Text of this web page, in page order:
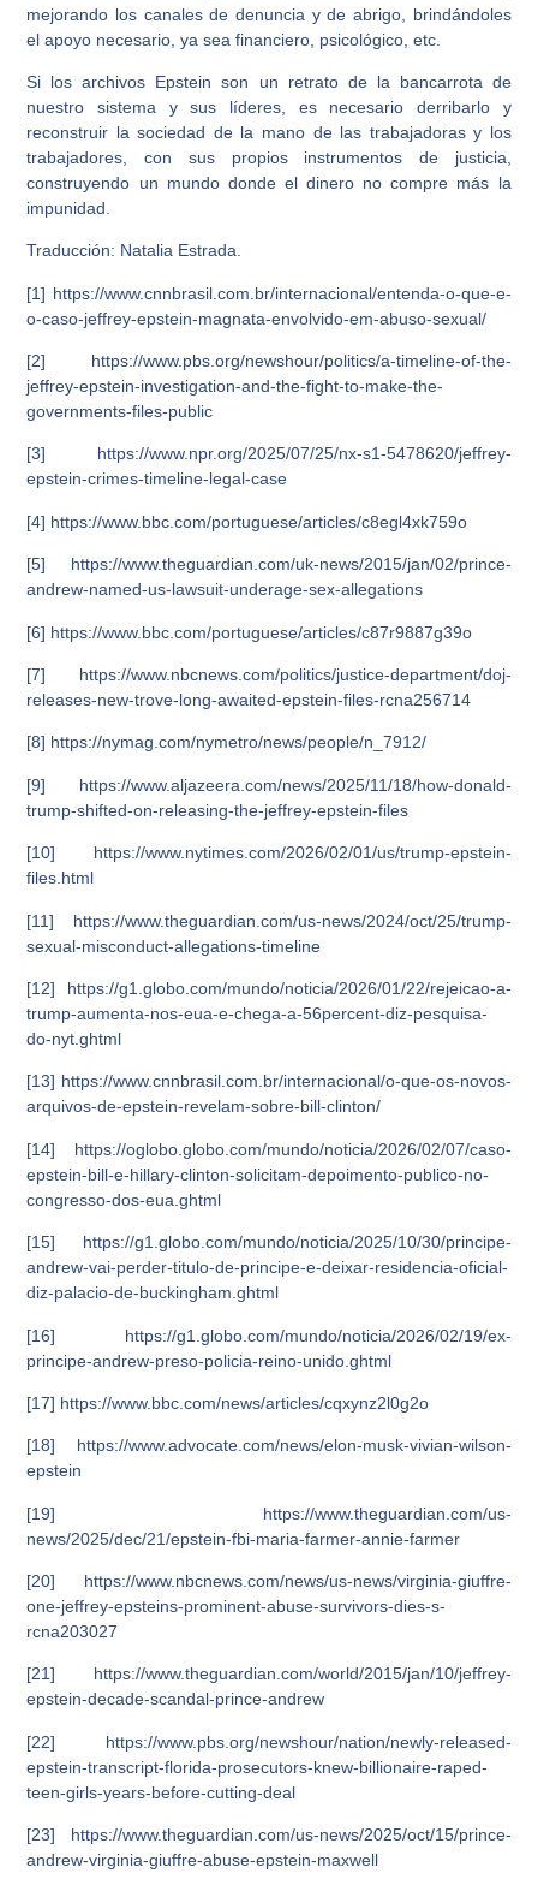
mejorando los canales de denuncia y de abrigo, brindándoles
el apoyo necesario, ya sea financiero, psicológico, etc.
Si los archivos Epstein son un retrato de la bancarrota de
nuestro sistema y sus líderes, es necesario derribarlo y
reconstruir la sociedad de la mano de las trabajadoras y los
trabajadores, con sus propios instrumentos de justicia,
construyendo un mundo donde el dinero no compre más la
impunidad.
Traducción: Natalia Estrada.
[1] https://www.cnnbrasil.com.br/internacional/entenda-o-que-e-
o-caso-jeffrey-epstein-magnata-envolvido-em-abuso-sexual/
[2] https://www.pbs.org/newshour/politics/a-timeline-of-the-
jeffrey-epstein-investigation-and-the-fight-to-make-the-
governments-files-public
[3] https://www.npr.org/2025/07/25/nx-s1-5478620/jeffrey-
epstein-crimes-timeline-legal-case
[4] https://www.bbc.com/portuguese/articles/c8egl4xk759o
[5] https://www.theguardian.com/uk-news/2015/jan/02/prince-
andrew-named-us-lawsuit-underage-sex-allegations
[6] https://www.bbc.com/portuguese/articles/c87r9887g39o
[7] https://www.nbcnews.com/politics/justice-department/doj-
releases-new-trove-long-awaited-epstein-files-rcna256714
[8] https://nymag.com/nymetro/news/people/n_7912/
[9] https://www.aljazeera.com/news/2025/11/18/how-donald-
trump-shifted-on-releasing-the-jeffrey-epstein-files
[10] https://www.nytimes.com/2026/02/01/us/trump-epstein-
files.html
[11] https://www.theguardian.com/us-news/2024/oct/25/trump-
sexual-misconduct-allegations-timeline
[12] https://g1.globo.com/mundo/noticia/2026/01/22/rejeicao-a-
trump-aumenta-nos-eua-e-chega-a-56percent-diz-pesquisa-
do-nyt.ghtml
[13] https://www.cnnbrasil.com.br/internacional/o-que-os-novos-
arquivos-de-epstein-revelam-sobre-bill-clinton/
[14] https://oglobo.globo.com/mundo/noticia/2026/02/07/caso-
epstein-bill-e-hillary-clinton-solicitam-depoimento-publico-no-
congresso-dos-eua.ghtml
[15] https://g1.globo.com/mundo/noticia/2025/10/30/principe-
andrew-vai-perder-titulo-de-principe-e-deixar-residencia-oficial-
diz-palacio-de-buckingham.ghtml
[16] https://g1.globo.com/mundo/noticia/2026/02/19/ex-
principe-andrew-preso-policia-reino-unido.ghtml
[17] https://www.bbc.com/news/articles/cqxynz2l0g2o
[18] https://www.advocate.com/news/elon-musk-vivian-wilson-
epstein
[19] https://www.theguardian.com/us-
news/2025/dec/21/epstein-fbi-maria-farmer-annie-farmer
[20] https://www.nbcnews.com/news/us-news/virginia-giuffre-
one-jeffrey-epsteins-prominent-abuse-survivors-dies-s-
rcna203027
[21] https://www.theguardian.com/world/2015/jan/10/jeffrey-
epstein-decade-scandal-prince-andrew
[22] https://www.pbs.org/newshour/nation/newly-released-
epstein-transcript-florida-prosecutors-knew-billionaire-raped-
teen-girls-years-before-cutting-deal
[23] https://www.theguardian.com/us-news/2025/oct/15/prince-
andrew-virginia-giuffre-abuse-epstein-maxwell